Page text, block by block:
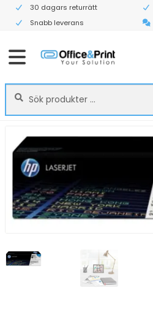
30 dagars returrätt
Snabb leverans
Sök
efter:
Sök